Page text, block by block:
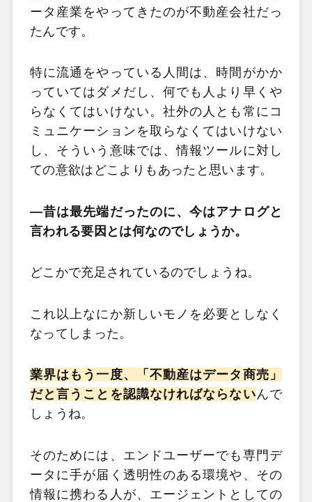
ータ産業をやってきたのが不動産会社だっ
たんです。
特に流通をやっている人間は、時間がかか
っていてはダメだし、何でも人より早くや
らなくてはいけない。社外の人とも常にコ
ミュニケーションを取らなくてはいけない
し、そういう意味では、情報ツールに対し
ての意欲はどこよりもあったと思います。
―昔は最先端だったのに、今はアナログと
言われる要因とは何なのでしょうか。
どこかで充足されているのでしょうね。
これ以上なにか新しいモノを必要としなく
なってしまった。
業界はもう一度、「不動産はデータ商売」
だと言うことを認識なければならないんで
しょうね。
そのためには、エンドユーザーでも専門デ
ータに手が届く透明性のある環境や、その
情報に携わる人が、エージェントとしての